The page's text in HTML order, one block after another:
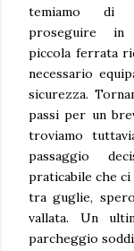
temiamo di
proseguire in
piccola ferrata
necessario
sicurezza.
passi per un
troviamo
passaggio
praticabile che
tra guglie,
vallata. Un
parcheggio